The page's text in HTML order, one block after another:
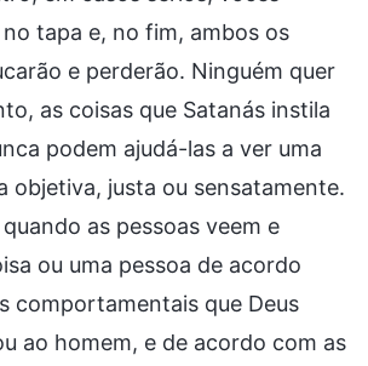
tapa e, no fim, ambos os
e perderão. Ninguém quer
as coisas que Satanás instila
podem ajudá-las a ver uma
objetiva, justa ou sensatamente.
as pessoas veem e
ou uma pessoa de acordo
comportamentais que Deus
ao homem, e de acordo com as